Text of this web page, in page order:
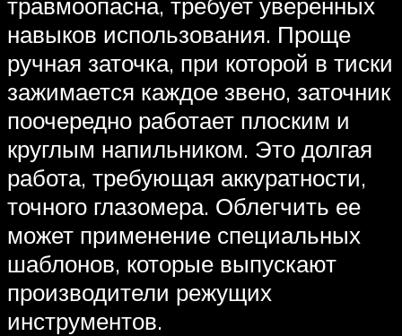
навыков использования. Проще
ручная заточка, при которой в тиски
зажимается каждое звено, заточник
поочередно работает плоским и
круглым напильником. Это долгая
работа, требующая аккуратности,
точного глазомера. Облегчить ее
может применение специальных
шаблонов, которые выпускают
производители режущих
инструментов.